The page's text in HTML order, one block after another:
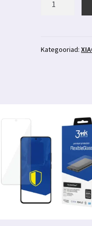
Pro
Protection
kogus
Kategooriad: